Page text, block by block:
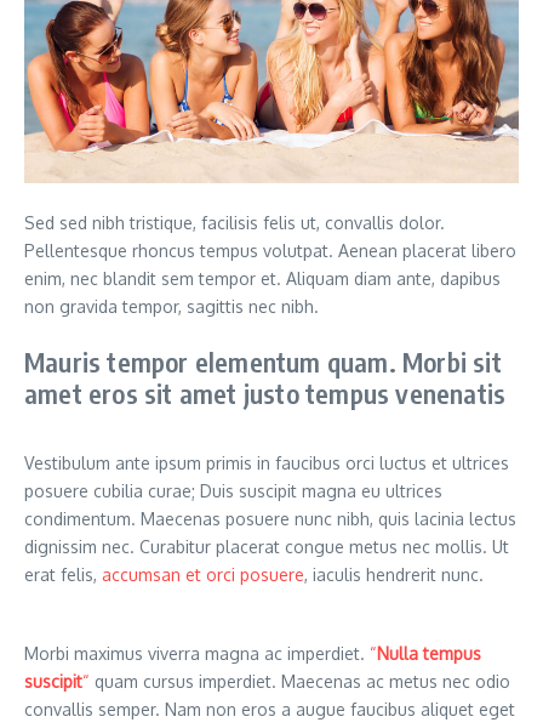
Sed sed nibh tristique, facilisis felis ut, convallis dolor.
Pellentesque rhoncus tempus volutpat. Aenean placerat libero
enim, nec blandit sem tempor et. Aliquam diam ante, dapibus
non gravida tempor, sagittis nec nibh.
Mauris tempor elementum quam. Morbi sit
amet eros sit amet justo tempus venenatis
Vestibulum ante ipsum primis in faucibus orci luctus et ultrices
posuere cubilia curae; Duis suscipit magna eu ultrices
condimentum. Maecenas posuere nunc nibh, quis lacinia lectus
dignissim nec. Curabitur placerat congue metus nec mollis. Ut
erat felis, accumsan et orci posuere, iaculis hendrerit nunc.
Morbi maximus viverra magna ac imperdiet. “Nulla tempus
suscipit“ quam cursus imperdiet. Maecenas ac metus nec odio
convallis semper. Nam non eros a augue faucibus aliquet eget